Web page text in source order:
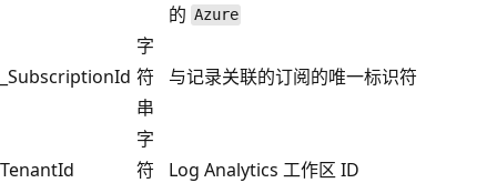
的 Azure
_SubscriptionId
字
符
串
与记录关联的订阅的唯一标识符
TenantId
字
符
Log Analytics 工作区 ID